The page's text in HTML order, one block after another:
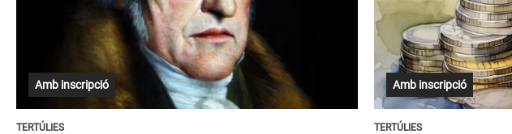
Amb inscripció
TERTÚLIES
Amb inscripció
TERTÚLIES